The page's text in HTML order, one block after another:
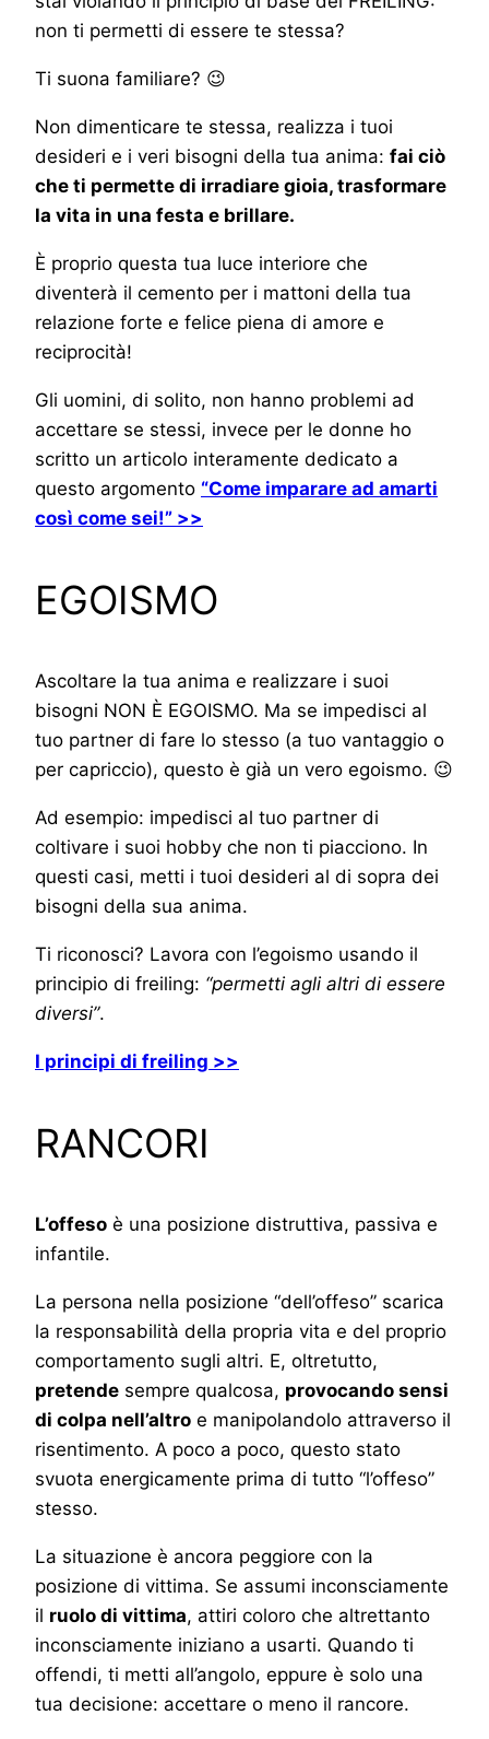
non ti permetti di essere te stessa?
Ti suona familiare? 😉
Non dimenticare te stessa, realizza i tuoi
desideri e i veri bisogni della tua anima: fai ciò
che ti permette di irradiare gioia, trasformare
la vita in una festa e brillare.
È proprio questa tua luce interiore che
diventerà il cemento per i mattoni della tua
relazione forte e felice piena di amore e
reciprocità!
Gli uomini, di solito, non hanno problemi ad
accettare se stessi, invece per le donne ho
scritto un articolo interamente dedicato a
questo argomento “Come imparare ad amarti
così come sei!” >>
EGOISMO
Ascoltare la tua anima e realizzare i suoi
bisogni NON È EGOISMO. Ma se impedisci al
tuo partner di fare lo stesso (a tuo vantaggio o
per capriccio), questo è già un vero egoismo. 😉
Ad esempio: impedisci al tuo partner di
coltivare i suoi hobby che non ti piacciono. In
questi casi, metti i tuoi desideri al di sopra dei
bisogni della sua anima.
Ti riconosci? Lavora con l’egoismo usando il
principio di freiling: “permetti agli altri di essere
diversi”.
I principi di freiling >>
RANCORI
L’offeso è una posizione distruttiva, passiva e
infantile.
La persona nella posizione “dell’offeso” scarica
la responsabilità della propria vita e del proprio
comportamento sugli altri. E, oltretutto,
pretende sempre qualcosa, provocando sensi
di colpa nell’altro e manipolandolo attraverso il
risentimento. A poco a poco, questo stato
svuota energicamente prima di tutto “l’offeso”
stesso.
La situazione è ancora peggiore con la
posizione di vittima. Se assumi inconsciamente
il ruolo di vittima, attiri coloro che altrettanto
inconsciamente iniziano a usarti. Quando ti
offendi, ti metti all’angolo, eppure è solo una
tua decisione: accettare o meno il rancore.